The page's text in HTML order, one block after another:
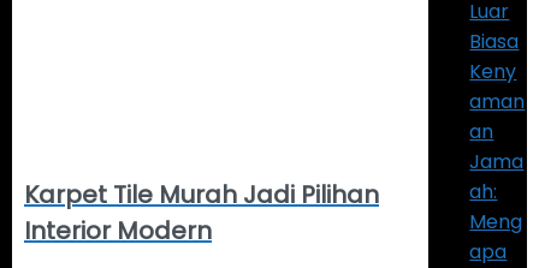
Karpet Tile Murah Jadi Pilihan
Interior Modern
Luar
Biasa
Keny
aman
an
Jama
ah:
Meng
apa